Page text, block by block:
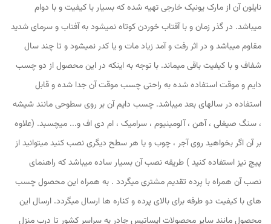
نایلون آن از مارک یونیک خارجی تهیه شده که بسیار با کیفیت و با دوام
میباشد. در گذر زمان و با آفتاب خوردن کوتاه نمیشود به آفتاب و سرمای شدید
مقاوم میباشد و در اثر رفت و آمد زیاد مات و یا کدر نمیشود و تا چند سال
شفاف و با کیفیت باقی میماند. با توجه به اینکه در این محصول از دو چسب
دایم و موقت استفاده شده به راحتی چسب موقت آن جدا شده و قابل
استفاده در سالهای بعد میباشد. چسب دایم آن بر روی سطوحی مانند شیشه
، سنگ صیغلی ، آهن ، آلومینیوم ، سرامیک ، ام دی اف و... میچسبد. (علاوه
بر آن اگر بخواهید روی آجر ، چوب و یا هر سطح دیگری نصب کنید میتوانید از
پیچ نیز استفاده کنید ) طریقه نصب آن بسیار ساده میباشد که راهنمای
نصب آن همراه با پرده تقدیم مشتری میگردد . به همراه این محصول چسب
های با کیفیت دو طرفه برای بالای پرده و کناره ها ارسال میگردد. ارسال این
محصول مانند سایر محصولات ایساتیس چادر به سراسر کشور تا درب منزل